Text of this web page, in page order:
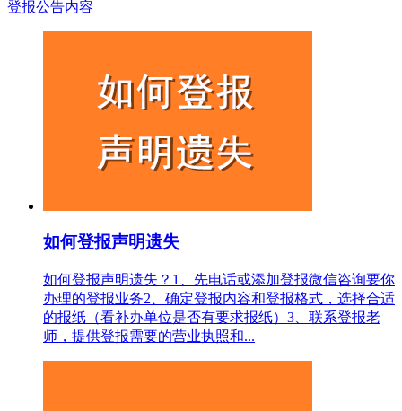
登报公告内容
如何登报声明遗失
如何登报声明遗失？1、先电话或添加登报微信咨询要你
办理的登报业务2、确定登报内容和登报格式，选择合适
的报纸（看补办单位是否有要求报纸）3、联系登报老
师，提供登报需要的营业执照和...